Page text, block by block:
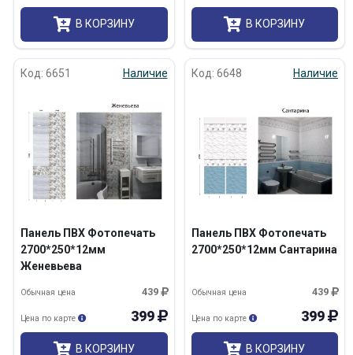
В КОРЗИНУ В КОРЗИНУ
Код: 6651 Наличие
Панель ПВХ Фотопечать
2700*250*12мм
Женевьева
439
Обычная цена
399
Цена по карте
В КОРЗИНУ
Код: 6648 Наличие
Панель ПВХ Фотопечать
2700*250*12мм Сантарина
439
Обычная цена
399
Цена по карте
В КОРЗИНУ